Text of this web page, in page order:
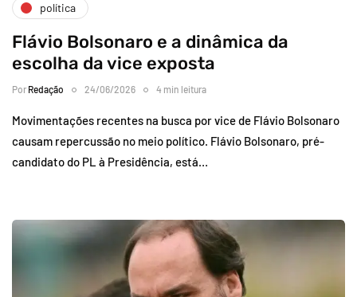
política
Flávio Bolsonaro e a dinâmica da
escolha da vice exposta
Por Redação 24/06/2026 4 min leitura
Movimentações recentes na busca por vice de Flávio Bolsonaro
causam repercussão no meio político. Flávio Bolsonaro, pré-
candidato do PL à Presidência, está…